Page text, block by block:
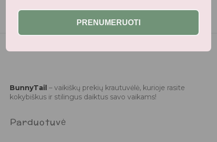
BunnyTail – vaikiškų prekių krautuvėlė, kurioje rasite
kokybiškus ir stilingus daiktus savo vaikams!
Parduotuvė
PRENUMERUOTI